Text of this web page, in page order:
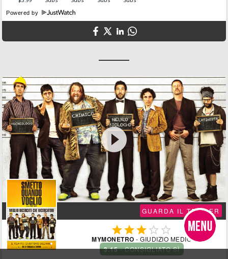
Powered by

GUARDA IL TRAILER
  
MYMONETRO - GIUDIZIO MEDIO
3.15- CONSIGLIATO SÌ